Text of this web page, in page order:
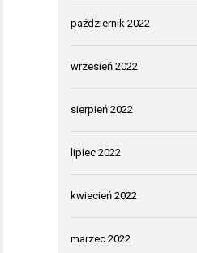
październik 2022
wrzesień 2022
sierpień 2022
lipiec 2022
kwiecień 2022
marzec 2022